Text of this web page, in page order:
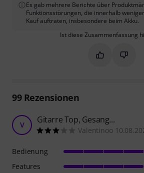
Es gab mehrere Berichte über
Funktionsstörungen, die innerhalb
Kauf auftraten, insbesondere beim Akku.
Ist diese Zusammenfassung
Markieren
99Rezensionen
V Gitarre Top, Gesang...
Valentinoo
Bedienung
Features